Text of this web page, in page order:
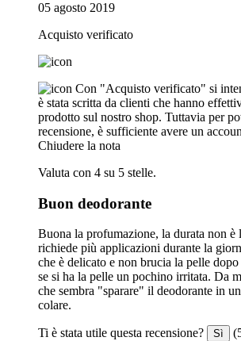
05 agosto 2019
Acquisto verificato
Con "Acquisto verificato" si
è stata scritta da clienti che hanno
prodotto sul nostro shop. Tuttavia per
recensione, è sufficiente avere un
Chiudere la nota
Valuta con 4 su 5 stelle.
Buon deodorante
Buona la profumazione, la durata non è
richiede più applicazioni durante la
che è delicato e non brucia la pelle
se si ha la pelle un pochino irritata. Da
che sembra "sparare" il deodorante in
colare.
Ti è stata utile questa recensione? Sì